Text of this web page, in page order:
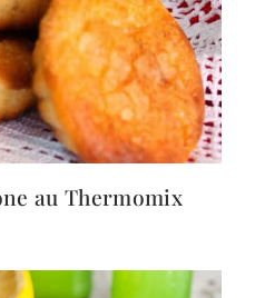
au Thermomix